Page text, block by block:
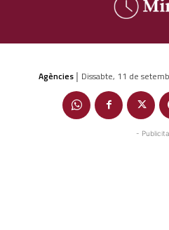
Agències | Dissabte, 11 de
-